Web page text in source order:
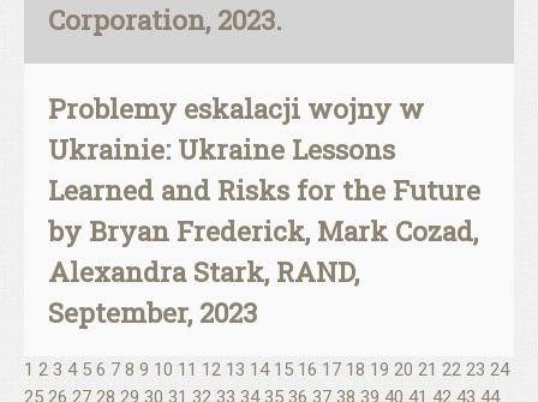
Corporation, 2023.
Problemy eskalacji wojny w
Ukrainie: Ukraine Lessons
Learned and Risks for the Future
by Bryan Frederick, Mark Cozad,
Alexandra Stark, RAND,
September, 2023
1 2 3 4 5 6 7 8 9 10 11 12 13 14 15 16 17 18 19 20 21 22 23 24
25 26 27 28 29 30 31 32 33 34 35 36 37 38 39 40 41 42 43 44